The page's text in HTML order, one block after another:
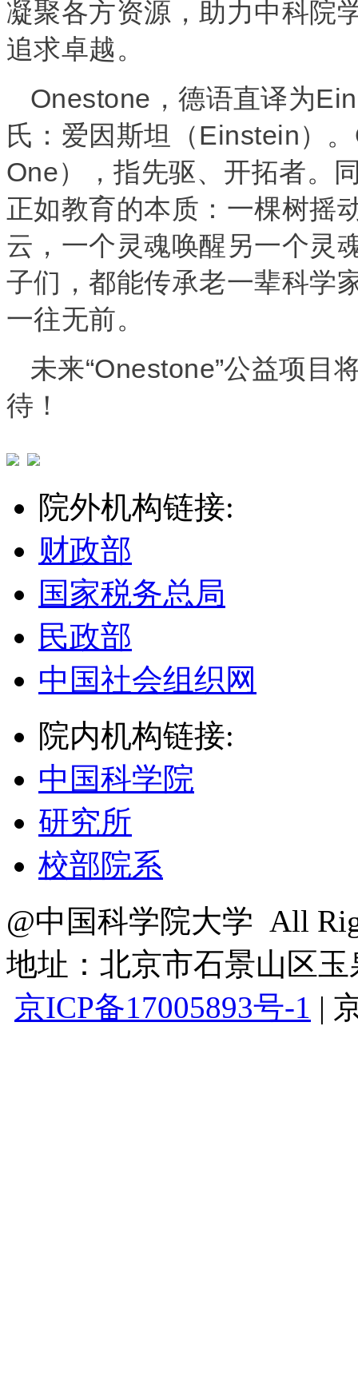
凝聚各方资源，助力中科院
追求卓越。
Onestone ，德语直译为
氏：爱因斯坦（Einstein）。
One），指先驱、开拓者。
正如教育的本质：一棵树摇
云，一个灵魂唤醒另一个灵
子们，都能传承老一辈科学
一往无前。
未来“Onestone”公益项目
待！
院外机构链接:
财政部
国家税务总局
民政部
中国社会组织网
院内机构链接:
中国科学院
研究所
校部院系
@中国科学院大学 All
地址：北京市石景山区
京ICP备17005893号-1 |